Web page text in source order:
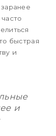
быстрая
и
и